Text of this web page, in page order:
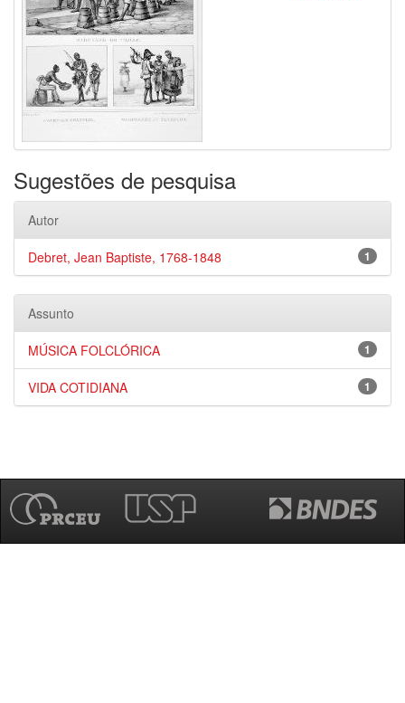
Sugestões de pesquisa
Autor
1
Debret, Jean Baptiste, 1768-1848
Assunto
1
MÚSICA FOLCLÓRICA
1
VIDA COTIDIANA